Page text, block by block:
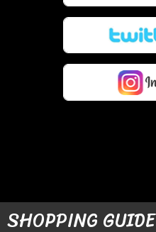
SHOPPING GUIDE